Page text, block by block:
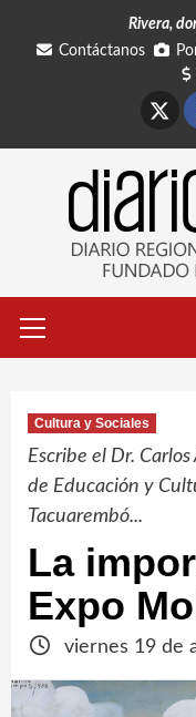
Rivera,
Contáctanos
primario
Cultura y Sociales
Escribe el Dr.
de Educación y
Tacuarembó...
La
Expo
viernes 19 de